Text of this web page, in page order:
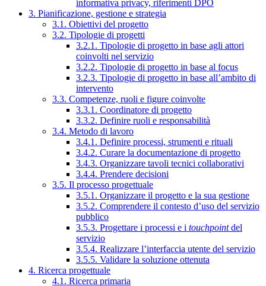
informativa privacy, riferimenti DPO
3. Pianificazione, gestione e strategia
3.1. Obiettivi del progetto
3.2. Tipologie di progetti
3.2.1. Tipologie di progetto in base agli attori
coinvolti nel servizio
3.2.2. Tipologie di progetto in base al focus
3.2.3. Tipologie di progetto in base all’ambito di
intervento
3.3. Competenze, ruoli e figure coinvolte
3.3.1. Coordinatore di progetto
3.3.2. Definire ruoli e responsabilità
3.4. Metodo di lavoro
3.4.1. Definire processi, strumenti e rituali
3.4.2. Curare la documentazione di progetto
3.4.3. Organizzare tavoli tecnici collaborativi
3.4.4. Prendere decisioni
3.5. Il processo progettuale
3.5.1. Organizzare il progetto e la sua gestione
3.5.2. Comprendere il contesto d’uso del servizio
pubblico
3.5.3. Progettare i processi e i touchpointdel
servizio
3.5.4. Realizzare l’interfaccia utente del servizio
3.5.5. Validare la soluzione ottenuta
4. Ricerca progettuale
4.1. Ricerca primaria